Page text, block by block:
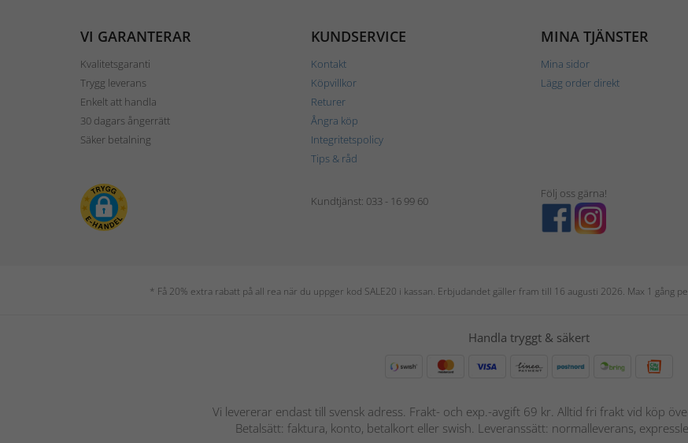
VI GARANTERAR
Kvalitetsgaranti
Trygg leverans
Enkelt att handla
30 dagars ångerrätt
Säker betalning
KUNDSERVICE
Kontakt
Köpvillkor
Returer
Ångra köp
Integritetspolicy
Tips & råd
MINA TJÄNSTER
Mina sidor
Lägg order direkt
Kundtjänst: 033 - 16 99 60
Följ oss gärna!
* Få 20% extra rabatt på all rea när du uppger kod SALE20 i kassan. Erbjudandet gäller fram till 16 augusti 2026. Max 1 gång
Handla tryggt & säkert
Vi levererar endast till svensk adress. Frakt- och exp.-avgift 69 kr. Alltid fri frakt vid köp
Betalsätt: faktura, konto, betalkort eller swish. Leveranssätt: normalleverans,